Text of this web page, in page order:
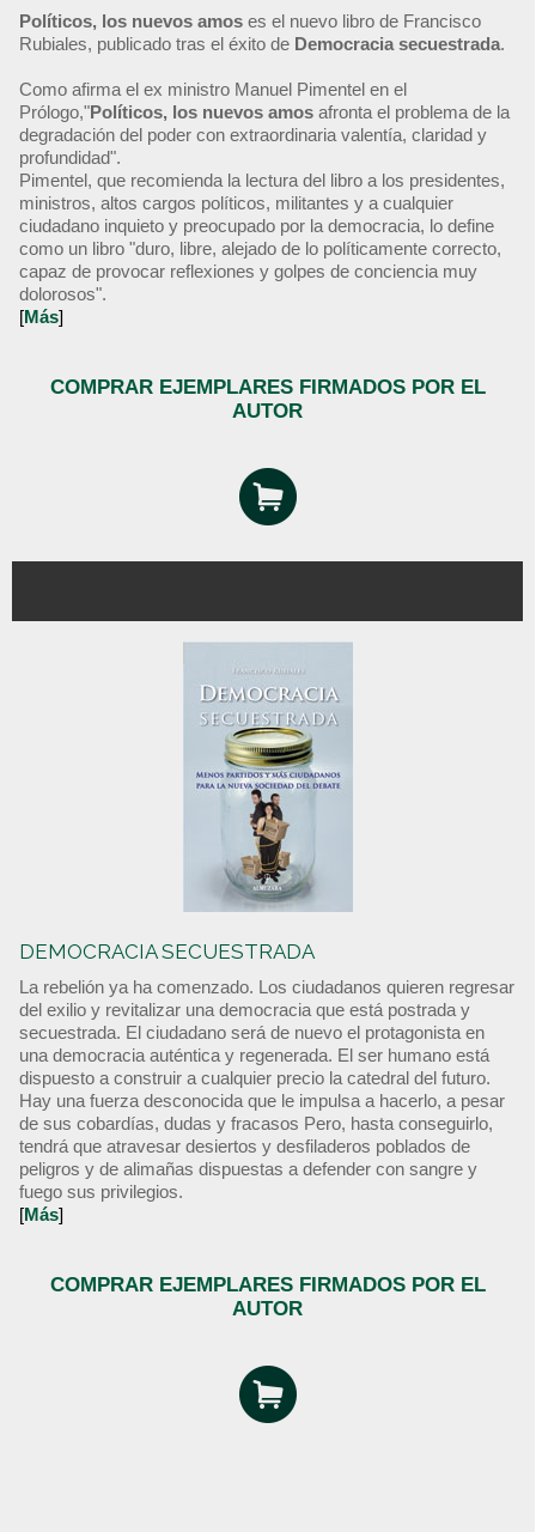
Políticos, los nuevos amos es el nuevo libro de Francisco
Rubiales, publicado tras el éxito de Democracia secuestrada.
Como afirma el ex ministro Manuel Pimentel en el
Prólogo,"Políticos, los nuevos amos afronta el problema de la
degradación del poder con extraordinaria valentía, claridad y
profundidad".
Pimentel, que recomienda la lectura del libro a los presidentes,
ministros, altos cargos políticos, militantes y a cualquier
ciudadano inquieto y preocupado por la democracia, lo define
como un libro "duro, libre, alejado de lo políticamente correcto,
capaz de provocar reflexiones y golpes de conciencia muy
dolorosos".
[Más]
COMPRAR EJEMPLARES FIRMADOS POR EL
AUTOR
DEMOCRACIA SECUESTRADA
La rebelión ya ha comenzado. Los ciudadanos quieren regresar
del exilio y revitalizar una democracia que está postrada y
secuestrada. El ciudadano será de nuevo el protagonista en
una democracia auténtica y regenerada. El ser humano está
dispuesto a construir a cualquier precio la catedral del futuro.
Hay una fuerza desconocida que le impulsa a hacerlo, a pesar
de sus cobardías, dudas y fracasos Pero, hasta conseguirlo,
tendrá que atravesar desiertos y desfiladeros poblados de
peligros y de alimañas dispuestas a defender con sangre y
fuego sus privilegios.
[Más]
COMPRAR EJEMPLARES FIRMADOS POR EL
AUTOR